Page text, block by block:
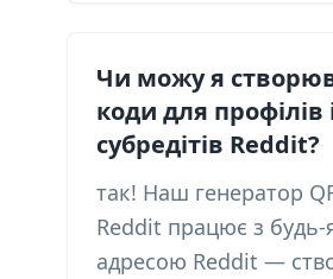
Чи можу я
коди для профілів
субредітів Reddit?
так! Наш генератор
Reddit працює з будь-
адресою Reddit —